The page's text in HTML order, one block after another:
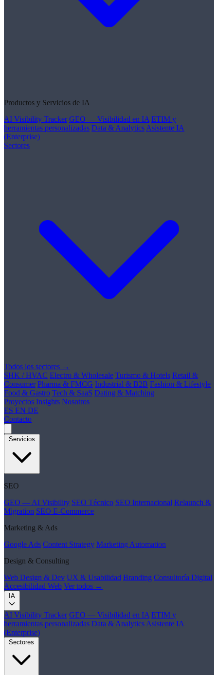
Productos y Servicios de IA
AI Visibility Tracker GEO — Visibilidad en IA ETIM y
herramientas personalizadas Data & Analytics Asistente IA
(Enterprise)
Sectores
Todos los sectores →
SHK / HVAC Electro & Wholesale Turismo & Hotels Retail &
Consumer Pharma & FMCG Industrial & B2B Fashion & Lifestyle
Food & Gastro Tech & SaaS Dating & Matching
Proyectos Insights Nosotros
ES EN DE
Contacto
Servicios
SEO
GEO — AI Visibility SEO Técnico SEO Internacional Relaunch &
Migration SEO E-Commerce
Marketing & Ads
Google Ads Content Strategy Marketing Automation
Design & Consulting
Web Design & Dev UX & Usabilidad Branding Consultoría Digital
Accesibilidad Web Ver todos →
IA
AI Visibility Tracker GEO — Visibilidad en IA ETIM y
herramientas personalizadas Data & Analytics Asistente IA
(Enterprise)
Sectores